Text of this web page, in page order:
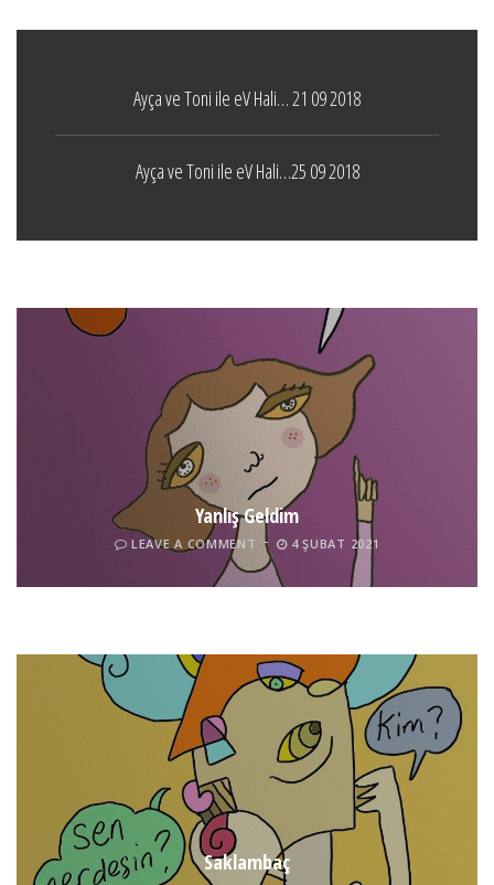
Ayça ve Toni ile eV Hali… 21 09 2018
Ayça ve Toni ile eV Hali…25 09 2018
Yanlış Geldim
LEAVE A COMMENT 4 ŞUBAT 2021
Tel İnsan
LEAVE A COMMENT 4 ŞUBAT 2021
Saklambaç